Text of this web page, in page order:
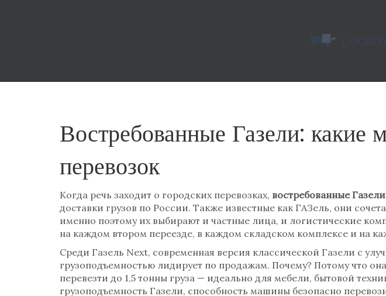
Востребованные Газели: какие
перевозок
Когда речь заходит о городских перевозках, востребованные Газели
доставки грузов по России. Также известные как ГАЗель, они
именно поэтому их выбирают и частные лица, и логистические
на каждом втором переезде, в каждом складском комплексе и на
Среди Газель Next, современная версия классической Газели с
грузоподъемностью лидирует по продажам. Почему? Потому что
перевезти до 1,5 тонны груза — идеально для мебели, бытовой
грузоподъемность Газели, способность машины безопасно